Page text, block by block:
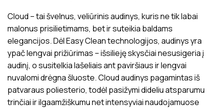
Cloud – tai švelnus, veliūrinis audinys, kuris ne tik labai
malonus prisilietimams, bet ir suteikia baldams
elegancijos. Dėl Easy Clean technologijos, audinys yra
ypač lengvai prižiūrimas – išsilieję skysčiai nesusigeria į
audinį, o susitelkia lašeliais ant paviršiaus ir lengvai
nuvalomi drėgna šluoste. Cloud audinys pagamintas iš
patvaraus poliesterio, todėl pasižymi dideliu atsparumu
trinčiai ir ilgaamžiškumu net intensyviai naudojamuose